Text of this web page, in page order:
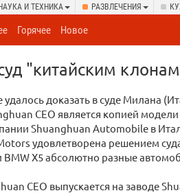
НАУКА И ТЕХНИКА РАЗВЛЕЧЕНИЯ
Горячее Новое
"китайским
доказать в суде Милана
CEO является копией
Shuanghuan Automobile в
удовлетворена решением
BMW X5 абсолютно разные
CEO выпускается на заводе